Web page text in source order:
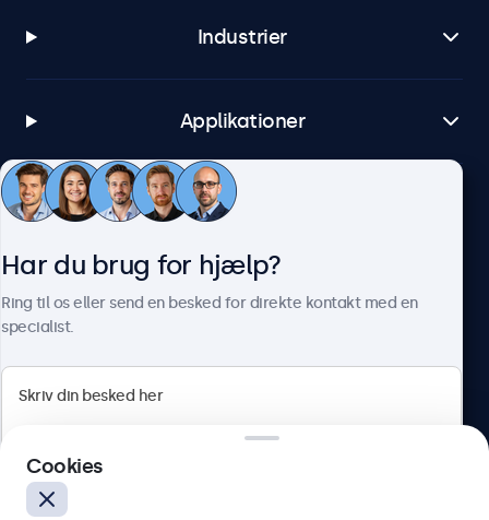
Industrier
Applikationer
Kundeservice
Herstedøstervej 27-29, unit A, 2620 Albertslund, Danmark
Har du brug for hjælp?
Ring til os eller send en besked for direkte kontakt med en
specialist.
Cookies